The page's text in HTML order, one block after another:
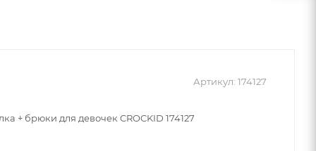
Артикул: 174127
+ брюки для девочек CROCKID 174127